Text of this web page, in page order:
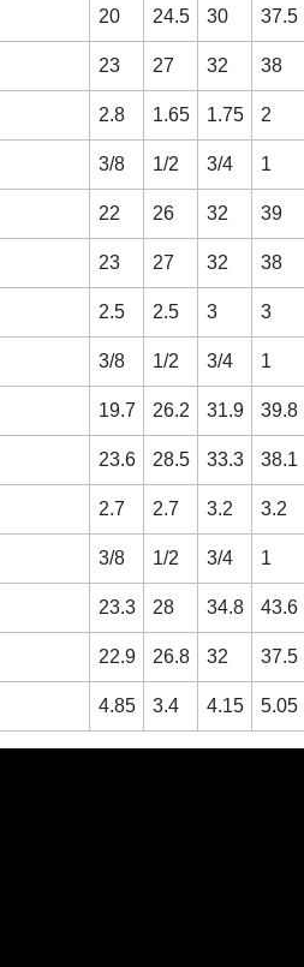
20 24.5 30 37.5
23 27 32 38
2.8 1.65 1.75 2
3/8 1/2 3/4 1
22 26 32 39
23 27 32 38
2.5 2.5 3 3
3/8 1/2 3/4 1
19.7 26.2 31.9 39.8
23.6 28.5 33.3 38.1
2.7 2.7 3.2 3.2
3/8 1/2 3/4 1
23.3 28 34.8 43.6
22.9 26.8 32 37.5
4.85 3.4 4.15 5.05